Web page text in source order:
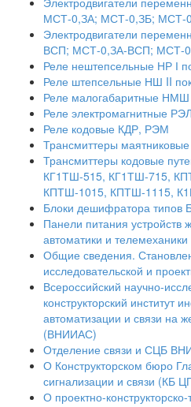
МСТ-0,ЗА; МСТ-0,ЗБ; МСТ-
Электродвигатели
ВСП; МСТ-0,ЗА-ВСП; МСТ-
Реле нештепсельные НР І
Реле штепсельные НШ II
Реле малогабаритные НМШ
Реле электромагнитные
Реле кодовые КДР, РЭМ
Трансмиттеры
Трансмиттеры кодовые
КГ1ТШ-515, КГ1ТШ-715,
КПТШ-1015, КПТШ-1115,
Блоки дешифратора
Панели питания устройств
автоматики и телемеханики
Общие сведения.
исследовательской и
Всероссийский научно-
конструкторский институт
автоматизации и связи на
(ВНИИАС)
Отделение связи и СЦБ
О Конструкторском бюро
сигнализации и связи (КБ
О проектно-